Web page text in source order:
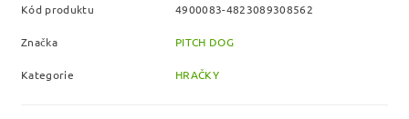
Kód produktu 4900083-4823089308562
Značka PITCH DOG
Kategorie HRAČKY